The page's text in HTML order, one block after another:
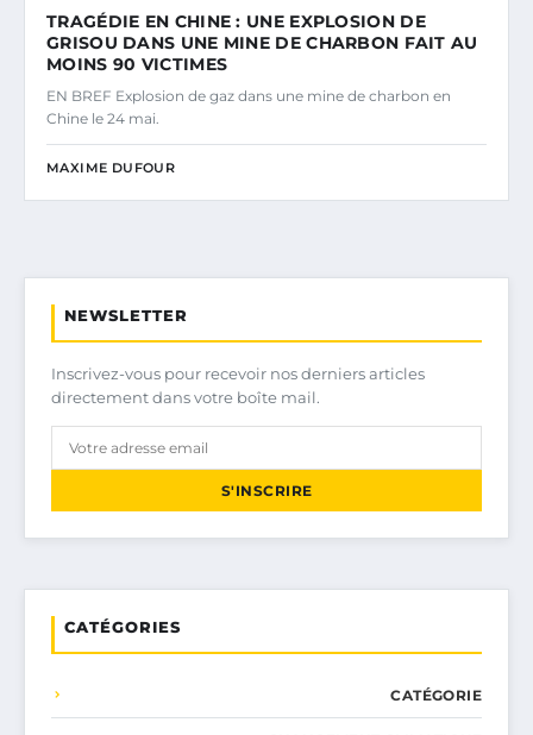
TRAGÉDIE EN CHINE : UNE EXPLOSION DE
GRISOU DANS UNE MINE DE CHARBON FAIT AU
MOINS 90 VICTIMES
EN BREF Explosion de gaz dans une mine de charbon en
Chine le 24 mai.
MAXIME DUFOUR
NEWSLETTER
Inscrivez-vous pour recevoir nos derniers articles
directement dans votre boîte mail.
S'INSCRIRE
CATÉGORIES
CATÉGORIE